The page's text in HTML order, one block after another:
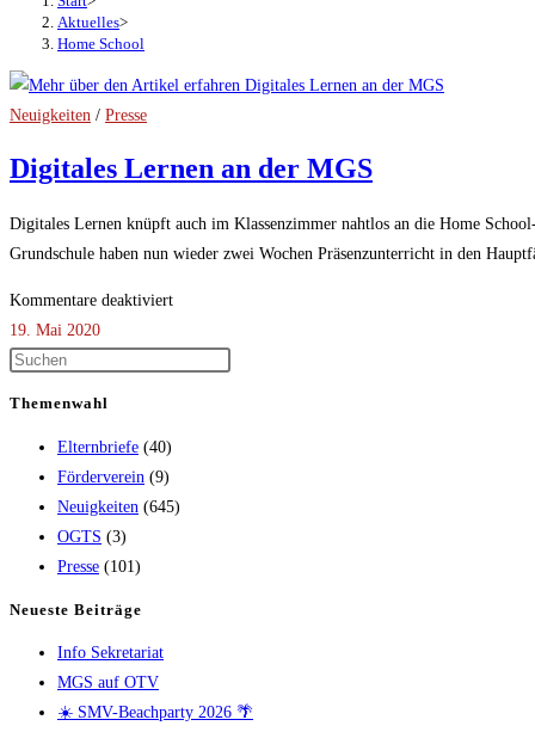
Aktuelles>
Home School
Neuigkeiten / Presse
Digitales Lernen an der MGS
Digitales Lernen knüpft auch im Klassenzimmer nahtlos an die Home
Grundschule haben nun wieder zwei Wochen Präsenzunterricht in den
Kommentare deaktiviertfür
19. Mai 2020
Themenwahl
Elternbriefe (40)
Förderverein (9)
Neuigkeiten (645)
OGTS (3)
Presse (101)
Neueste Beiträge
Info Sekretariat
MGS auf OTV
☀️ SMV-Beachparty 2026 🌴